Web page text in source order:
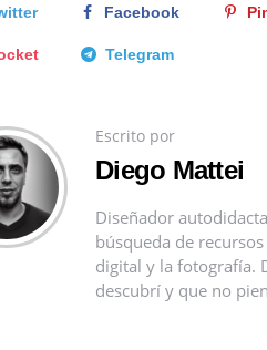
Facebook
Telegram
Escrito por
Diego Mattei
Diseñador
búsqueda de
digital y la fotografía.
descubrí y que no